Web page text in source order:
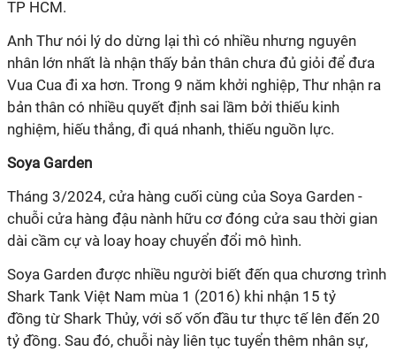
TP HCM.
Anh Thư nói lý do dừng lại thì có nhiều nhưng nguyên
nhân lớn nhất là nhận thấy bản thân chưa đủ giỏi để đưa
Vua Cua đi xa hơn. Trong 9 năm khởi nghiệp, Thư nhận ra
bản thân có nhiều quyết định sai lầm bởi thiếu kinh
nghiệm, hiếu thắng, đi quá nhanh, thiếu nguồn lực.
Soya Garden
Tháng 3/2024, cửa hàng cuối cùng của Soya Garden -
chuỗi cửa hàng đậu nành hữu cơ đóng cửa sau thời gian
dài cầm cự và loay hoay chuyển đổi mô hình.
Soya Garden được nhiều người biết đến qua chương trình
Shark Tank Việt Nam mùa 1 (2016) khi nhận 15 tỷ
đồng từ Shark Thủy, với số vốn đầu tư thực tế lên đến 20
tỷ đồng. Sau đó, chuỗi này liên tục tuyển thêm nhân sự,